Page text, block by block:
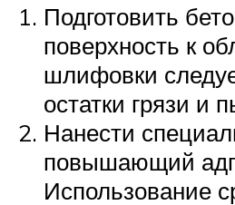
Подготовить
поверхность к
шлифовки
остатки грязи и
Нанести
повышающий
Использование